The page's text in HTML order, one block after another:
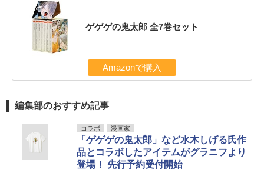
ゲゲゲの鬼太郎 全7巻セット
Amazonで購入
編集部のおすすめ記事
コラボ 漫画家
「ゲゲゲの鬼太郎」など水木しげる氏作
品とコラボしたアイテムがグラニフより
登場！ 先行予約受付開始